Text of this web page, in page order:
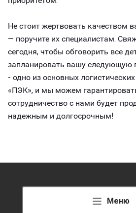
Не стоит жертвовать качеством
— поручите их специалистам.
сегодня, чтобы обговорить все
запланировать вашу следующую
- одно из основных
«ПЭК», и мы можем
сотрудничество с нами будет
надежным и долгосрочным!
Меню